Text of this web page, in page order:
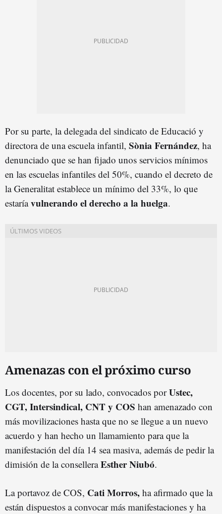
Por su parte, la delegada del sindicato de Educació y
directora de una escuela infantil, Sònia Fernández, ha
denunciado que se han fijado unos servicios mínimos
en las escuelas infantiles del 50%, cuando el decreto de
la Generalitat establece un mínimo del 33%, lo que
estaríavulnerando el derecho a la huelga.
Amenazas con el próximo curso
Los docentes, por su lado, convocados porUstec,
CGT, Intersindical, CNT y COS han amenazado con
más movilizaciones hasta que no se llegue a un nuevo
acuerdo y han hecho un llamamiento para que la
manifestación del día 14 sea masiva, además de pedir la
dimisión de la conselleraEsther Niubó.
La portavoz de COS, Cati Morros, ha afirmado que la
están dispuestos a convocar más manifestaciones y ha